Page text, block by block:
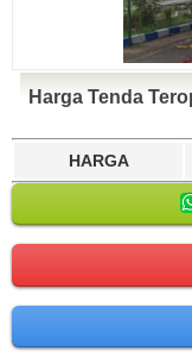
Harga Tenda
HARGA